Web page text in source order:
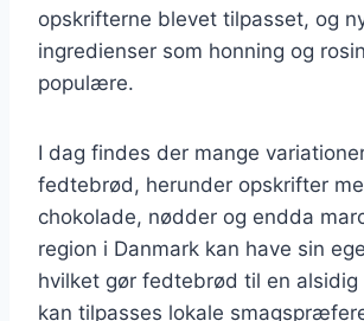
opskrifterne blevet tilpasset, og
ingredienser som honning og
populære.
I dag findes der mange
fedtebrød, herunder opskrifter
chokolade, nødder og endda
region i Danmark kan have sin
hvilket gør fedtebrød til en alsidig
kan tilpasses lokale